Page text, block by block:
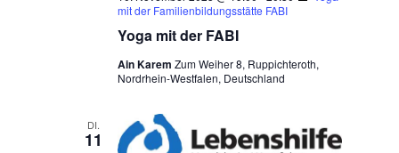
Yoga mit der FABI
mit der Familienbildungsstätte FABI
Ain KaremZum Weiher 8, Ruppichteroth,
Nordrhein-Westfalen, Deutschland
DI.
11